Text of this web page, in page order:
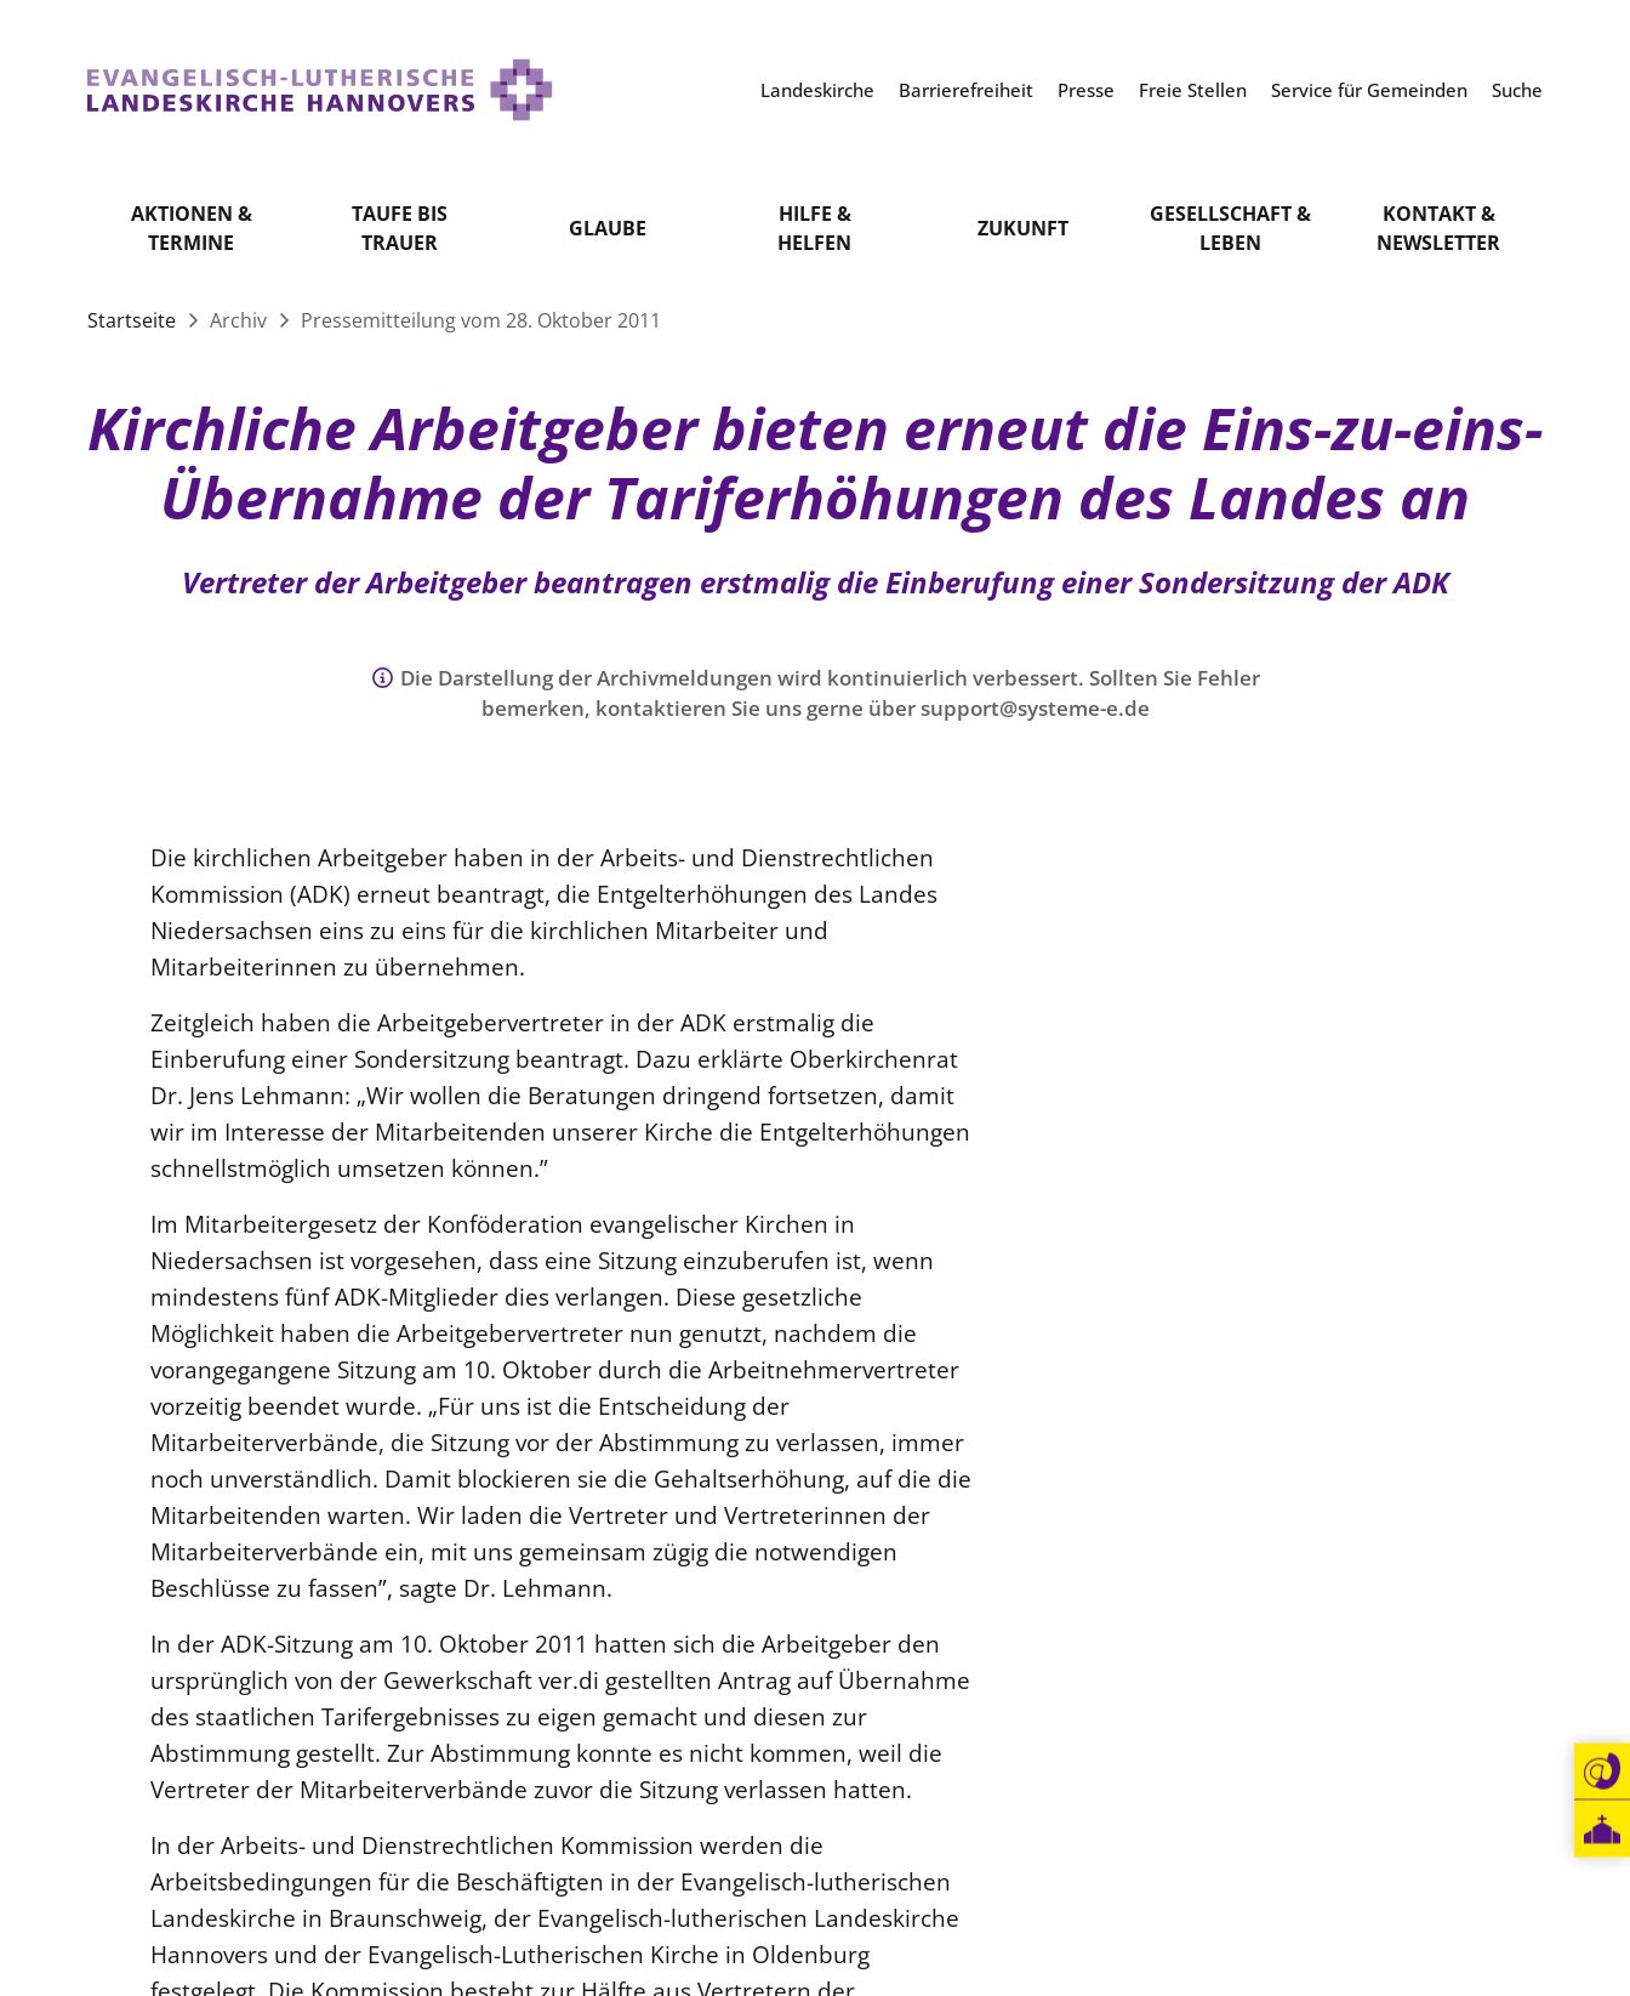
Landeskirche Barrierefreiheit Presse Freie Stellen Service für Gemeinden Suche
AKTIONEN &
TERMINE
TAUFE BIS
TRAUER
GLAUBE
HILFE &
HELFEN
ZUKUNFT
GESELLSCHAFT &
LEBEN
KONTAKT &
NEWSLETTER
Startseite Archiv Pressemitteilung vom 28. Oktober 2011
Kirchliche Arbeitgeber bieten erneut die Eins-zu-eins-
Übernahme der Tariferhöhungen des Landes an
Vertreter der Arbeitgeber beantragen erstmalig die Einberufung einer Sondersitzung der ADK
Die Darstellung der Archivmeldungen wird kontinuierlich verbessert. Sollten Sie Fehler
bemerken, kontaktieren Sie uns gerne über support@systeme-e.de
Die kirchlichen Arbeitgeber haben in der Arbeits- und Dienstrechtlichen
Kommission (ADK) erneut beantragt, die Entgelterhöhungen des Landes
Niedersachsen eins zu eins für die kirchlichen Mitarbeiter und
Mitarbeiterinnen zu übernehmen.
Zeitgleich haben die Arbeitgebervertreter in der ADK erstmalig die
Einberufung einer Sondersitzung beantragt. Dazu erklärte Oberkirchenrat
Dr. Jens Lehmann: „Wir wollen die Beratungen dringend fortsetzen, damit
wir im Interesse der Mitarbeitenden unserer Kirche die Entgelterhöhungen
schnellstmöglich umsetzen können.”
Im Mitarbeitergesetz der Konföderation evangelischer Kirchen in
Niedersachsen ist vorgesehen, dass eine Sitzung einzuberufen ist, wenn
mindestens fünf ADK-Mitglieder dies verlangen. Diese gesetzliche
Möglichkeit haben die Arbeitgebervertreter nun genutzt, nachdem die
vorangegangene Sitzung am 10. Oktober durch die Arbeitnehmervertreter
vorzeitig beendet wurde. „Für uns ist die Entscheidung der
Mitarbeiterverbände, die Sitzung vor der Abstimmung zu verlassen, immer
noch unverständlich. Damit blockieren sie die Gehaltserhöhung, auf die die
Mitarbeitenden warten. Wir laden die Vertreter und Vertreterinnen der
Mitarbeiterverbände ein, mit uns gemeinsam zügig die notwendigen
Beschlüsse zu fassen”, sagte Dr. Lehmann.
In der ADK-Sitzung am 10. Oktober 2011 hatten sich die Arbeitgeber den
ursprünglich von der Gewerkschaft ver.di gestellten Antrag auf Übernahme
des staatlichen Tarifergebnisses zu eigen gemacht und diesen zur
Abstimmung gestellt. Zur Abstimmung konnte es nicht kommen, weil die
Vertreter der Mitarbeiterverbände zuvor die Sitzung verlassen hatten.
In der Arbeits- und Dienstrechtlichen Kommission werden die
Arbeitsbedingungen für die Beschäftigten in der Evangelisch-lutherischen
Landeskirche in Braunschweig, der Evangelisch-lutherischen Landeskirche
Hannovers und der Evangelisch-Lutherischen Kirche in Oldenburg